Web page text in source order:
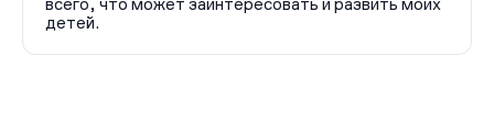
всего, что может заинтересовать и развить моих
детей.